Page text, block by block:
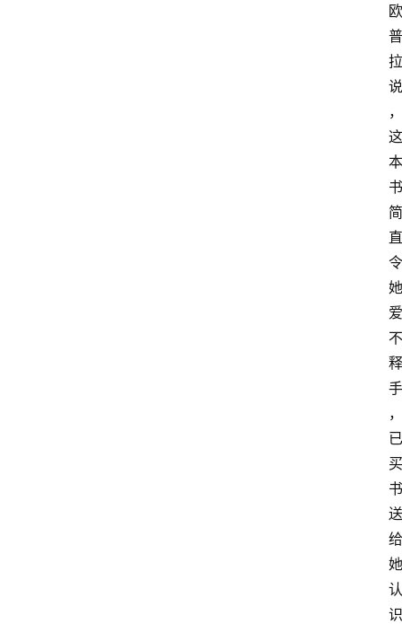
欧
普
拉
说
，
这
本
书
简
直
令
她
爱
不
释
手
，
已
买
书
送
给
她
认
识